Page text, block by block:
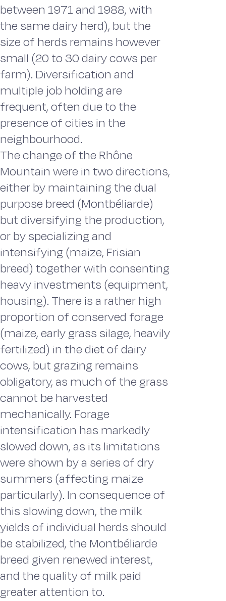
between 1971 and 1988, with
the same dairy herd), but the
size of herds remains however
small (20 to 30 dairy cows per
farm). Diversification and
multiple job holding are
frequent, often due to the
presence of cities in the
neighbourhood.
The change of the Rhône
Mountain were in two directions,
either by maintaining the dual
purpose breed (Montbéliarde)
but diversifying the production,
or by specializing and
intensifying (maize, Frisian
breed) together with consenting
heavy investments (equipment,
housing). There is a rather high
proportion of conserved forage
(maize, early grass silage, heavily
fertilized) in the diet of dairy
cows, but grazing remains
obligatory, as much of the grass
cannot be harvested
mechanically. Forage
intensification has markedly
slowed down, as its limitations
were shown by a series of dry
summers (affecting maize
particularly). In consequence of
this slowing down, the milk
yields of individual herds should
be stabilized, the Montbéliarde
breed given renewed interest,
and the quality of milk paid
greater attention to.